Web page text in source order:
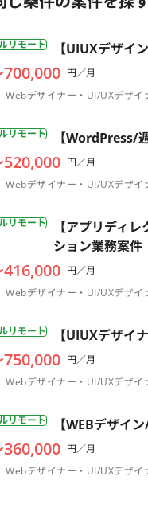
リモート 【UIUXデザイ
700,000 円／月
Webデザイナー・UI/UXデザイ
リモート 【WordPress/
520,000 円／月
Webデザイナー・UI/UXデザイ
リモート
【アプリディ
ション業務案件
416,000 円／月
Webデザイナー・UI/UXデザイ
リモート 【UIUXデザ
750,000 円／月
Webデザイナー・UI/UXデザイ
リモート 【WEBデザイ
360,000 円／月
Webデザイナー・UI/UXデザイ